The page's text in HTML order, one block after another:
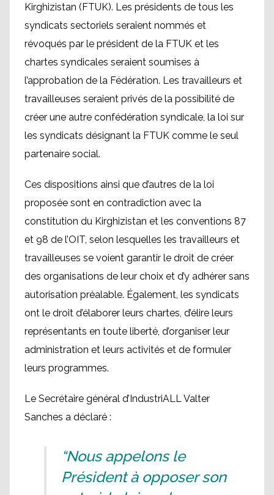
Kirghizistan (FTUK). Les présidents de tous les
syndicats sectoriels seraient nommés et
révoqués par le président de la FTUK et les
chartes syndicales seraient soumises à
l’approbation de la Fédération. Les travailleurs et
travailleuses seraient privés de la possibilité de
créer une autre confédération syndicale, la loi sur
les syndicats désignant la FTUK comme le seul
partenaire social.
Ces dispositions ainsi que d’autres de la loi
proposée sont en contradiction avec la
constitution du Kirghizistan et les conventions 87
et 98 de l’OIT, selon lesquelles les travailleurs et
travailleuses se voient garantir le droit de créer
des organisations de leur choix et d’y adhérer sans
autorisation préalable. Également, les syndicats
ont le droit d’élaborer leurs chartes, d’élire leurs
représentants en toute liberté, d’organiser leur
administration et leurs activités et de formuler
leurs programmes.
Le Secrétaire général d’IndustriALL Valter
Sanches a déclaré :
“Nous appelons le
Président à opposer son